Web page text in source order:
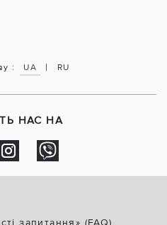
: UA | RU
НАС НА